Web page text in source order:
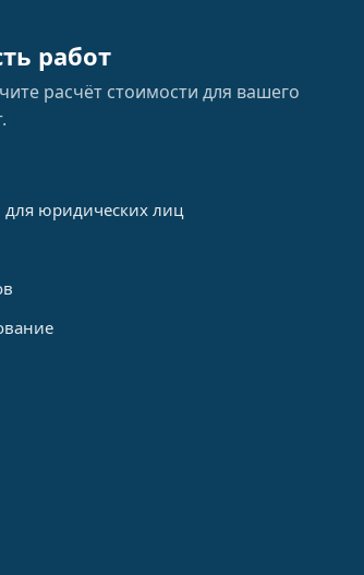
работ
расчёт стоимости для вашего
юридических лиц